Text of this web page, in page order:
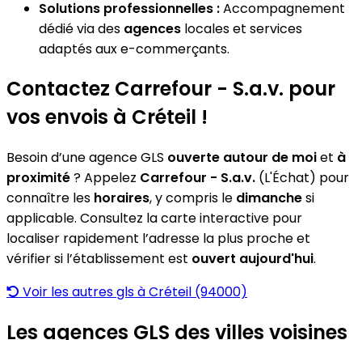
Solutions professionnelles :Accompagnement
dédié via des agences locales et services
adaptés aux e-commerçants.
Contactez Carrefour - S.a.v. pour
vos envois à Créteil !
Besoin d’une agence GLS ouverte autour de moiet à
proximité? Appelez Carrefour - S.a.v. (L'Échat) pour
connaître les horaires, y compris le dimanchesi
applicable. Consultez la carte interactive pour
localiser rapidement l’adresse la plus proche et
vérifier si l’établissement est ouvert aujourd'hui.
Voir les autres gls à Créteil (94000)
Les agences GLS des villes voisines